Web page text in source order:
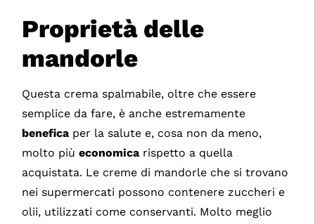
Proprietà delle
mandorle
Questa crema spalmabile, oltre che essere
semplice da fare, è anche estremamente
benefica per la salute e, cosa non da meno,
molto piùeconomica rispetto a quella
acquistata. Le creme di mandorle che si trovano
nei supermercati possono contenere zuccheri e
olii, utilizzati come conservanti. Molto meglio